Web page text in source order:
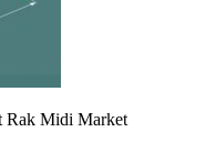
Rak Midi Market